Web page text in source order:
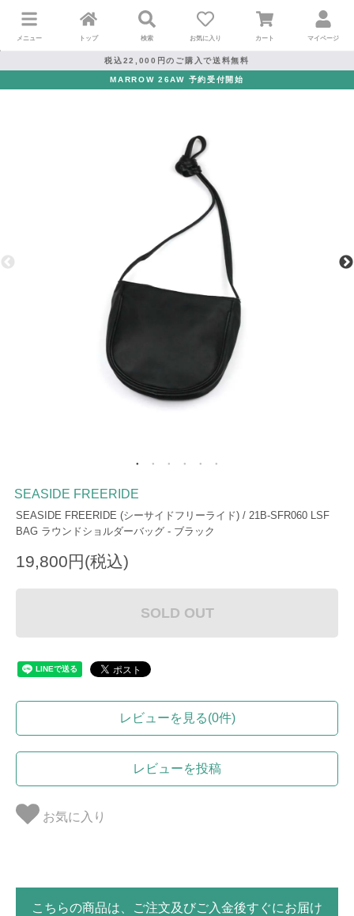
メニュー トップ 検索 お気に入り カート マイページ
税込22,000円のご購入で送料無料
MARROW 26AW 予約受付開始
SEASIDE FREERIDE
SEASIDE FREERIDE (シーサイドフリーライド) / 21B-SFR060 LSF
BAG ラウンドショルダーバッグ - ブラック
19,800円(税込)
SOLD OUT
レビューを見る(0件)
レビューを投稿
お気に入り
こちらの商品は、ご注文及びご入金後すぐにお届け